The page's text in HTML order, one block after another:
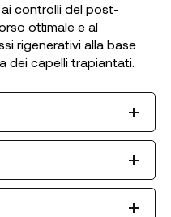
controlli del post-
ottimale e al
rigenerativi alla base
dei capelli trapiantati.